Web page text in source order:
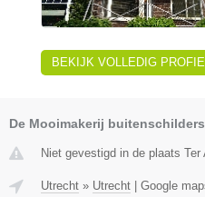
BEKIJK VOLLEDIG PROFIEL
De Mooimakerij
Niet gevestigd in de plaats Ter
Utrecht » Utrecht Google